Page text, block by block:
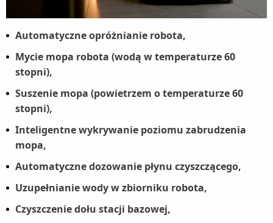
Automatyczne opróżnianie robota,
Mycie mopa robota (wodą w temperaturze 60
stopni),
Suszenie mopa (powietrzem o temperaturze 60
stopni),
Inteligentne wykrywanie poziomu zabrudzenia
mopa,
Automatyczne dozowanie płynu czyszczącego,
Uzupełnianie wody w zbiorniku robota,
Czyszczenie dołu stacji bazowej,